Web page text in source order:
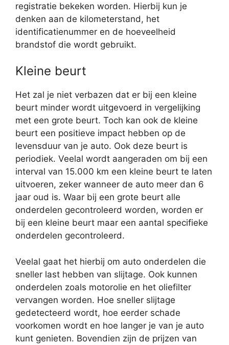
registratie bekeken worden. Hierbij kun je
denken aan de kilometerstand, het
identificatienummer en de hoeveelheid
brandstof die wordt gebruikt.
Kleine beurt
Het zal je niet verbazen dat er bij een kleine
beurt minder wordt uitgevoerd in vergelijking
met een grote beurt. Toch kan ook de kleine
beurt een positieve impact hebben op de
levensduur van je auto. Ook deze beurt is
periodiek. Veelal wordt aangeraden om bij een
interval van 15.000 km een kleine beurt te laten
uitvoeren, zeker wanneer de auto meer dan 6
jaar oud is. Waar bij een grote beurt alle
onderdelen gecontroleerd worden, worden er
bij een kleine beurt maar een aantal specifieke
onderdelen gecontroleerd.
Veelal gaat het hierbij om auto onderdelen die
sneller last hebben van slijtage. Ook kunnen
onderdelen zoals motorolie en het oliefilter
vervangen worden. Hoe sneller slijtage
gedetecteerd wordt, hoe eerder schade
voorkomen wordt en hoe langer je van je auto
kunt genieten. Bovendien zijn de prijzen van